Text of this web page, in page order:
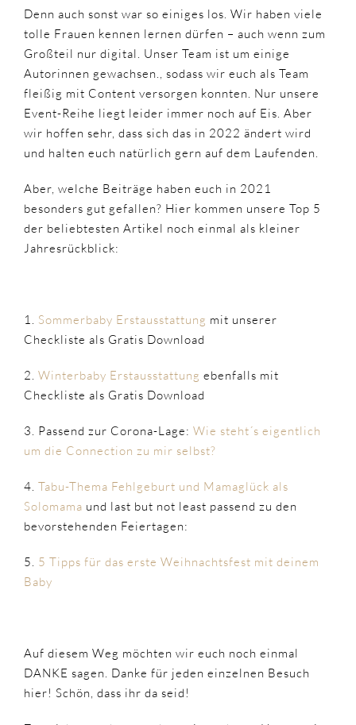
Denn auch sonst war so einiges los. Wir haben viele
tolle Frauen kennen lernen dürfen – auch wenn zum
Großteil nur digital. Unser Team ist um einige
Autorinnen gewachsen., sodass wir euch als Team
fleißig mit Content versorgen konnten. Nur unsere
Event-Reihe liegt leider immer noch auf Eis. Aber
wir hoffen sehr, dass sich das in 2022 ändert wird
und halten euch natürlich gern auf dem Laufenden.
Aber, welche Beiträge haben euch in 2021
besonders gut gefallen? Hier kommen unsere Top 5
der beliebtesten Artikel noch einmal als kleiner
Jahresrückblick:
1. Sommerbaby Erstausstattung mit unserer
Checkliste als Gratis Download
2. Winterbaby Erstausstattung ebenfalls mit
Checkliste als Gratis Download
3. Passend zur Corona-Lage: Wie steht´s eigentlich
um die Connection zu mir selbst?
4. Tabu-Thema Fehlgeburt und Mamaglück als
Solomama und last but not least passend zu den
bevorstehenden Feiertagen:
5. 5 Tipps für das erste Weihnachtsfest mit deinem
Baby
Auf diesem Weg möchten wir euch noch einmal
DANKE sagen. Danke für jeden einzelnen Besuch
hier! Schön, dass ihr da seid!